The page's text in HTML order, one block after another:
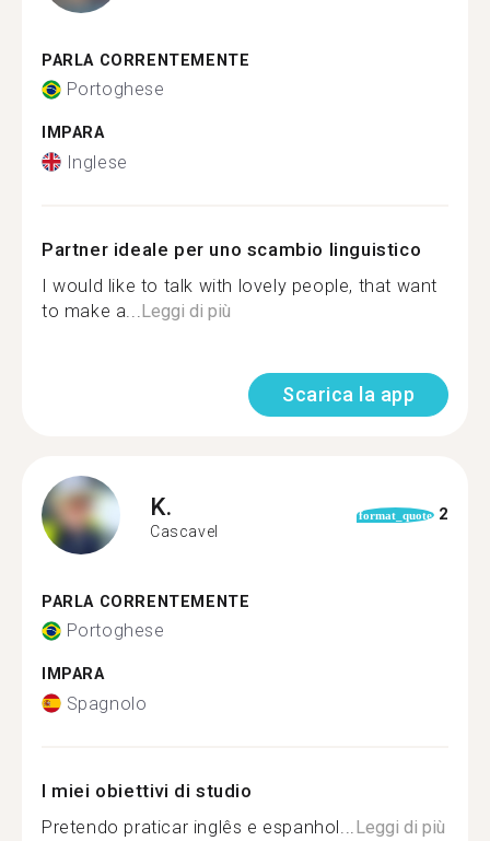
PARLA CORRENTEMENTE
Portoghese
IMPARA
Inglese
Partner ideale per uno scambio linguistico
I would like to talk with lovely people, that want
to make a... Leggi di più
Scarica la app
K.
Cascavel
format_quote 2
PARLA CORRENTEMENTE
Portoghese
IMPARA
Spagnolo
I miei obiettivi di studio
Pretendo praticar inglês e espanhol... Leggi di più